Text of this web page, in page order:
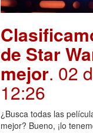
de Star
mejor. 02
12:26
¿Busca todas las
mejor? Bueno, ¡lo